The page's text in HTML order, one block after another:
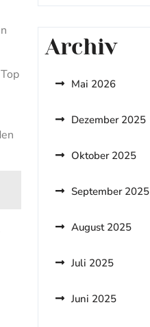
Archiv
Mai 2026
Dezember 2025
Oktober 2025
September 2025
August 2025
Juli 2025
Juni 2025